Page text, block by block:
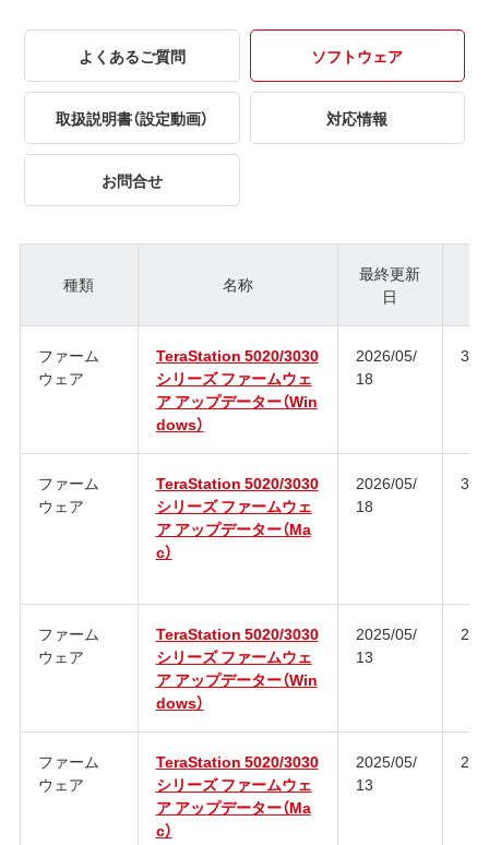
よくあるご質問 ソフトウェア
取扱説明書（設定動画） 対応情報
お問合せ
種類 名称
最終更新
日
ジ
ファーム
ウェア
TeraStation 5020/3030
シリーズ ファームウェ
ア アップデーター（Win
dows）
2026/05/
18
ファーム
ウェア
TeraStation 5020/3030
シリーズ ファームウェ
ア アップデーター（Ma
c）
2026/05/
18
ファーム
ウェア
TeraStation 5020/3030
シリーズ ファームウェ
ア アップデーター（Win
dows）
2025/05/
13
ファーム
ウェア
TeraStation 5020/3030
シリーズ ファームウェ
ア アップデーター（Ma
c）
2025/05/
13